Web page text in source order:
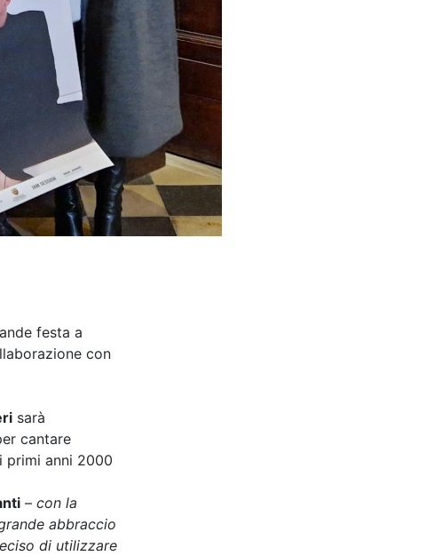
festa a
con
sarà
cantare
primi anni 2000
– con la
abbraccio
di utilizzare